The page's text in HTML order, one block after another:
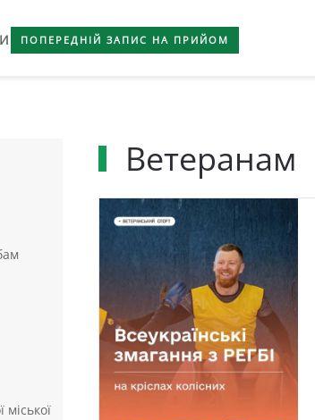
ПОПЕРЕДНІЙ ЗАПИС НА ПРИЙОМ
міської
Ветеранам